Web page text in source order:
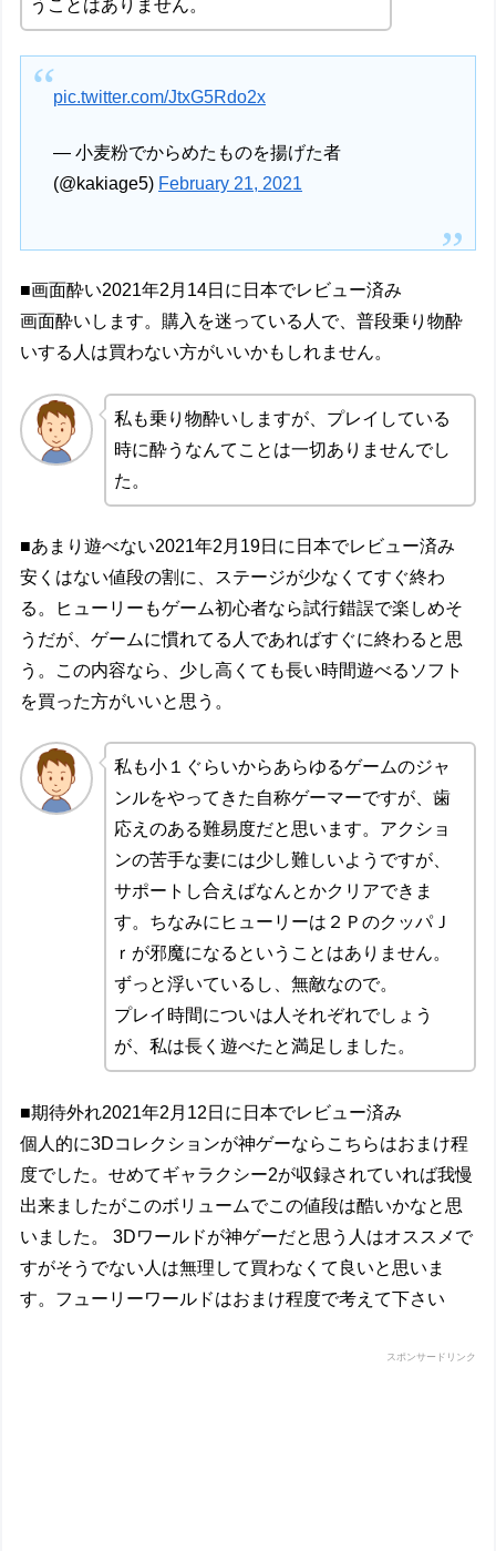
うことはありません。
pic.twitter.com/JtxG5Rdo2x
— 小麦粉でからめたものを揚げた者
(@kakiage5) February 21, 2021
■画面酔い2021年2月14日に日本でレビュー済み
画面酔いします。購入を迷っている人で、普段乗り物酔
いする人は買わない方がいいかもしれません。
私も乗り物酔いしますが、プレイしている
時に酔うなんてことは一切ありませんでし
た。
■あまり遊べない2021年2月19日に日本でレビュー済み
安くはない値段の割に、ステージが少なくてすぐ終わ
る。ヒューリーもゲーム初心者なら試行錯誤で楽しめそ
うだが、ゲームに慣れてる人であればすぐに終わると思
う。この内容なら、少し高くても長い時間遊べるソフト
を買った方がいいと思う。
私も小１ぐらいからあらゆるゲームのジャ
ンルをやってきた自称ゲーマーですが、歯
応えのある難易度だと思います。アクショ
ンの苦手な妻には少し難しいようですが、
サポートし合えばなんとかクリアできま
す。ちなみにヒューリーは２ＰのクッパＪ
ｒが邪魔になるということはありません。
ずっと浮いているし、無敵なので。
プレイ時間についは人それぞれでしょう
が、私は長く遊べたと満足しました。
■期待外れ2021年2月12日に日本でレビュー済み
個人的に3Dコレクションが神ゲーならこちらはおまけ程
度でした。せめてギャラクシー2が収録されていれば我慢
出来ましたがこのボリュームでこの値段は酷いかなと思
いました。 3Dワールドが神ゲーだと思う人はオススメで
すがそうでない人は無理して買わなくて良いと思いま
す。フューリーワールドはおまけ程度で考えて下さい
スポンサードリンク